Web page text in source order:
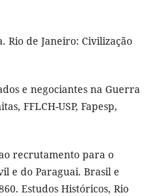
Rio de Janeiro: Civilização
e negociantes na Guerra
FFLCH-USP, Fapesp,
recrutamento para o
e do Paraguai. Brasil e
Estudos Históricos, Rio